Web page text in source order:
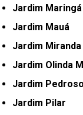
Jardim Maringá
Jardim Mauá
Jardim
Jardim Olinda
Jardim Pedroso
Jardim Pilar